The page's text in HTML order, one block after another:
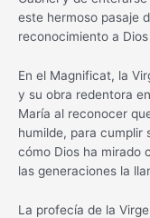
este hermoso pasaje
reconocimiento a
En el Magnificat, la
y su obra redentora
María al reconocer
humilde, para cumplir
cómo Dios ha mirado
las generaciones la
La profecía de la